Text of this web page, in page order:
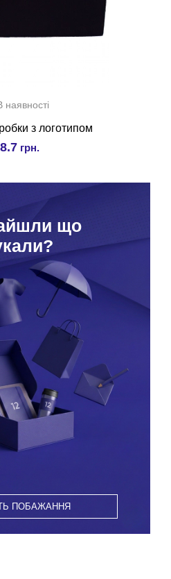
наявності
з логотипом
грн.
що
ПОБАЖАННЯ